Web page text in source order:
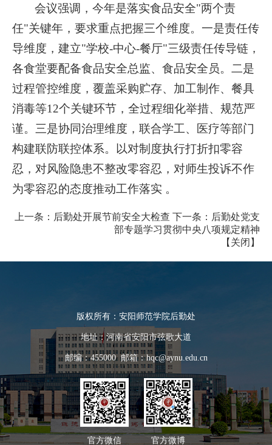
会议强调，今年是落实食品安全"两个责
任"关键年，要求重点把握三个维度。一是责任传
导维度，建立"学校-中心-餐厅"三级责任传导链，
各食堂要配备食品安全总监、食品安全员。二是
过程管控维度，覆盖采购贮存、加工制作、餐具
消毒等12个关键环节，全过程细化举措、规范严
谨。三是协同治理维度，联合学工、医疗等部门
构建联防联控体系。以对制度执行打折扣零容
忍，对风险隐患不整改零容忍，对师生投诉不作
为零容忍的态度推动工作落实 。
上一条： 后勤处开展节前安全大检查 下一条： 后勤处党支
部专题学习贯彻中央八项规定精神
【 关闭 】
版权所有：安阳师范学院后勤处
地址：河南省安阳市弦歌大道
邮编：455000 邮箱：hqc@aynu.edu.cn
官方微信 官方微博